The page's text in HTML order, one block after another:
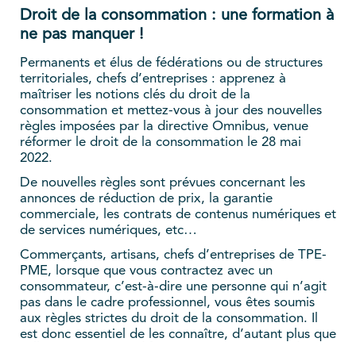
Droit de la consommation : une formation à
ne pas manquer !
Permanents et élus de fédérations ou de structures
territoriales, chefs d’entreprises : apprenez à
maîtriser les notions clés du droit de la
consommation et mettez-vous à jour des nouvelles
règles imposées par la directive Omnibus, venue
réformer le droit de la consommation le 28 mai
2022.
De nouvelles règles sont prévues concernant les
annonces de réduction de prix, la garantie
commerciale, les contrats de contenus numériques et
de services numériques, etc…
Commerçants, artisans, chefs d’entreprises de TPE-
PME, lorsque que vous contractez avec un
consommateur, c’est-à-dire une personne qui n’agit
pas dans le cadre professionnel, vous êtes soumis
aux règles strictes du droit de la consommation. Il
est donc essentiel de les connaître, d’autant plus que